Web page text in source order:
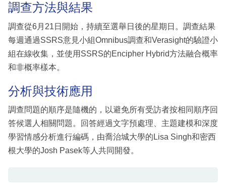
調查方法與結果
調查從6月21日開始，持續至選舉日後的星期日。調查結果
每週通過SSRS意見小組Omnibus調查和Verasight的驗證小
組在線收集，並使用SSRS的Encipher Hybrid方法融合概率
和非概率樣本。
分析與技術應用
調查問題的順序是隨機的，以避免所有受訪者按相同順序回
答候選人相關問題。回答經過文字預處理、主題建模和深度
學習情感分析進行編碼，由喬治城大學的Lisa Singh和密西
根大學的Josh Pasek等人共同開發。